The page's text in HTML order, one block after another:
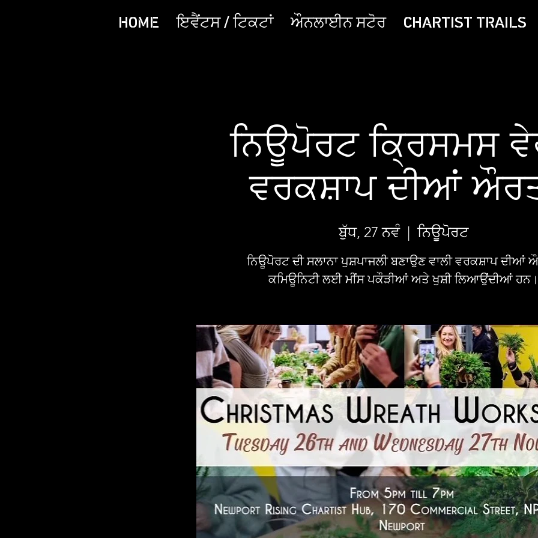
HOME ਇਵੈਂਟਸ / ਟਿਕਟਾਂ ਔਨਲਾਈਨ ਸਟੋਰ CHARTIST TRAILS
ਨਿਊਪੋਰਟ ਕ੍ਰਿਸਮਸ
ਵਰਕਸ਼ਾਪ ਦੀਆਂ
ਬੁੱਧ, 27 ਨਵੰ
  |
ਨਿਊਪੋਰਟ
ਨਿਊਪੋਰਟ ਦੀ ਸਲਾਨਾ ਪੁਸ਼ਪਾਜਲੀ ਬਣਾਉਣ ਵਾਲੀ ਵਰਕਸ਼ਾਪ ਦੀਆਂ
ਕਮਿਊਨਿਟੀ ਲਈ ਮੀਂਸ ਪਕੌੜੀਆਂ ਅਤੇ ਖੁਸ਼ੀ ਲਿਆਉਂਦੀਆਂ ਹਨ।